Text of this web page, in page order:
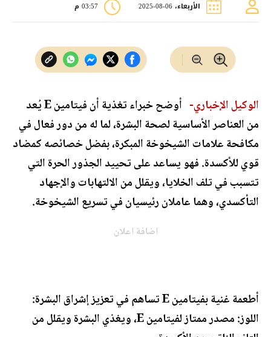
الأربعاء، 06-08-2025 03:57 م
الوكيل الإخباري-
أوضح خبراء تغذية أن فيتامين E يُعد
من العناصر الأساسية لصحة البشرة، لما له من دور فعال في
مكافحة علامات الشيخوخة المبكرة، بفضل خصائصه كمضاد
قوي للأكسدة. فهو يساعد على تحييد الجذور الحرة التي
تتسبب في تلف الخلايا، ويقلل من الالتهابات والإجهاد
التأكسدي، وهما عاملان رئيسيان في تسريع الشيخوخة.
اضافة اعلان
أطعمة غنية بفيتامين E تساهم في تعزيز إشراق البشرة:
اللوز: مصدر ممتاز لفيتامين E، ويغذي البشرة ويقلل من